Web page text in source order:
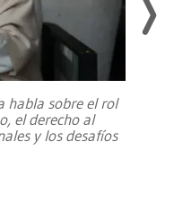
habla sobre el rol
el derecho al
y los desafíos